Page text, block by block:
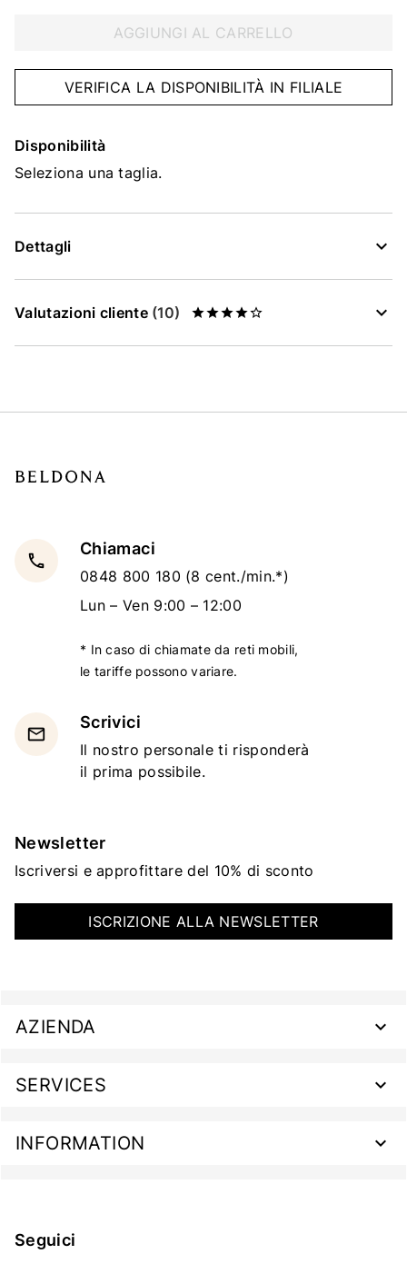
AGGIUNGI AL CARRELLO
VERIFICA LA DISPONIBILITÀ IN FILIALE
Disponibilità
Seleziona una taglia.
Dettagli
Valutazioni cliente (10)
local_phone
Chiamaci
0848 800 180 (8 cent./min.*)
Lun – Ven 9:00 – 12:00
* In caso di chiamate da reti mobili,
le tariffe possono variare.
email
Scrivici
Il nostro personale ti risponderà
il prima possibile.
Newsletter
Iscriversi e approfittare del 10% di sconto
ISCRIZIONE ALLA NEWSLETTER
AZIENDA
SERVICES
INFORMATION
Seguici